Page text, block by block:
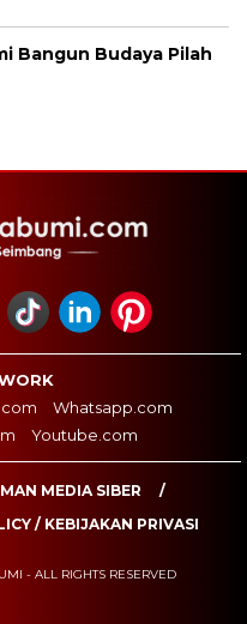
Bangun Budaya Pilah
Whatsapp.com
Youtube.com
MEDIA SIBER
/ KEBIJAKAN PRIVASI
- ALL RIGHTS RESERVED